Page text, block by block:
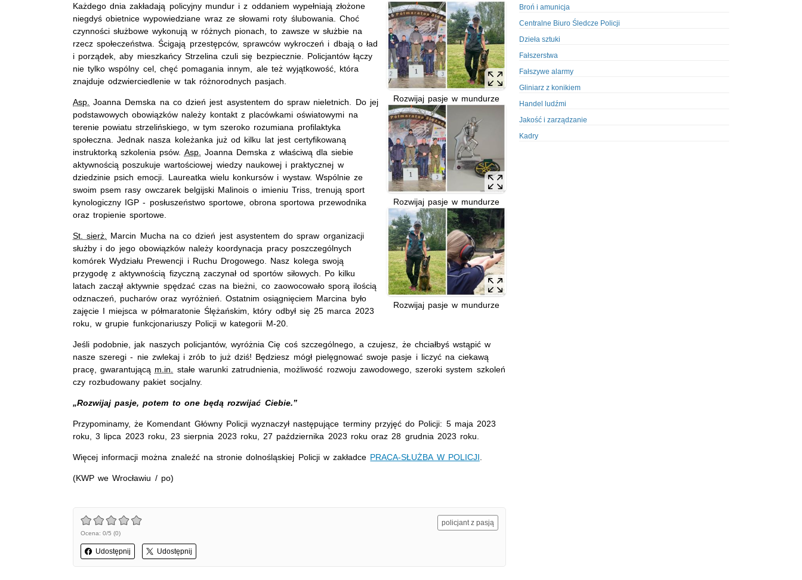
Rozwijaj pasje w mundurze
Rozwijaj pasje w mundurze
Rozwijaj pasje w mundurze
Każdego dnia zakładają policyjny mundur i z oddaniem wypełniają złożone
niegdyś obietnice wypowiedziane wraz ze słowami roty ślubowania. Choć
czynności służbowe wykonują w różnych pionach, to zawsze w służbie na
rzecz społeczeństwa. Ścigają przestępców, sprawców wykroczeń i dbają o ład
i porządek, aby mieszkańcy Strzelina czuli się bezpiecznie. Policjantów łączy
nie tylko wspólny cel, chęć pomagania innym, ale też wyjątkowość, która
znajduje odzwierciedlenie w tak różnorodnych pasjach.
Asp.
Joanna Demska na co dzień jest asystentem do spraw nieletnich. Do jej
podstawowych obowiązków należy kontakt z placówkami oświatowymi na
terenie powiatu strzelińskiego, w tym szeroko rozumiana profilaktyka
społeczna. Jednak nasza koleżanka już od kilku lat jest certyfikowaną
instruktorką szkolenia psów. Asp.
Joanna Demska z właściwą dla siebie
aktywnością poszukuje wartościowej wiedzy naukowej i praktycznej w
dziedzinie psich emocji. Laureatka wielu konkursów i wystaw. Wspólnie ze
swoim psem rasy owczarek belgijski Malinois o imieniu Triss, trenują sport
kynologiczny IGP - posłuszeństwo sportowe, obrona sportowa przewodnika
oraz tropienie sportowe.
St. sierż.
Marcin Mucha na co dzień jest asystentem do spraw organizacji
służby i do jego obowiązków należy koordynacja pracy poszczególnych
komórek Wydziału Prewencji i Ruchu Drogowego. Nasz kolega swoją
przygodę z aktywnością fizyczną zaczynał od sportów siłowych. Po kilku
latach zaczął aktywnie spędzać czas na bieżni, co zaowocowało sporą ilością
odznaczeń, pucharów oraz wyróżnień. Ostatnim osiągnięciem Marcina było
zajęcie I miejsca w półmaratonie Ślężańskim, który odbył się 25 marca 2023
roku, w grupie funkcjonariuszy Policji w kategorii M-20.
Jeśli podobnie, jak naszych policjantów, wyróżnia Cię coś szczególnego, a czujesz, że chciałbyś wstąpić w
nasze szeregi - nie zwlekaj i zrób to już dziś! Będziesz mógł pielęgnować swoje pasje i liczyć na ciekawą
pracę, gwarantującą m.in.
stałe warunki zatrudnienia, możliwość rozwoju zawodowego, szeroki system szkoleń
czy rozbudowany pakiet socjalny.
„Rozwijaj pasje, potem to one będą rozwijać Ciebie.”
Przypominamy, że Komendant Główny Policji wyznaczył następujące terminy przyjęć do Policji: 5 maja 2023
roku, 3 lipca 2023 roku, 23 sierpnia 2023 roku, 27 października 2023 roku oraz 28 grudnia 2023 roku.
Więcej informacji można znaleźć na stronie dolnośląskiej Policji w zakładce PRACA-SŁUŻBA W POLICJI
(KWP we Wrocławiu / po)
Ocena: 0/5 (0)
Udostępnij Udostępnij
policjant z pasją
Broń i amunicja
Centralne Biuro Śledcze Policji
Dzieła sztuki
Fałszerstwa
Fałszywe alarmy
Gliniarz z konikiem
Handel ludźmi
Jakość i zarządzanie
Kadry